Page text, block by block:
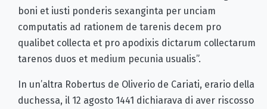
boni et iusti ponderis sexanginta per unciam
computatis ad rationem de tarenis decem pro
qualibet collecta et pro apodixis dictarum collectarum
tarenos duos et medium pecunia usualis”.
In un’altra Robertus de Oliverio de Cariati, erario della
duchessa, il 12 agosto 1441 dichiarava di aver riscosso